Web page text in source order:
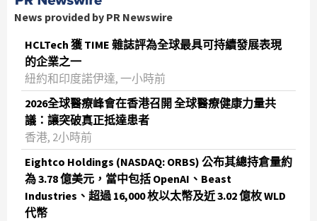
News provided by PR Newswire
HCLTech 獲 TIME 雜誌評為全球最具可持續發展表現
的企業之一
紐約和印度諾伊達, 一小時前
2026全球醫療峰會在香港召開 全球醫療健康力量共
議：讓突破真正抵達患者
香港, 2小時前
Eightco Holdings (NASDAQ: ORBS) 公布其總持倉量約
為 3.78 億美元，當中包括 OpenAI、Beast
Industries、超過 16,000 枚以太幣及近 3.02 億枚 WLD
代幣